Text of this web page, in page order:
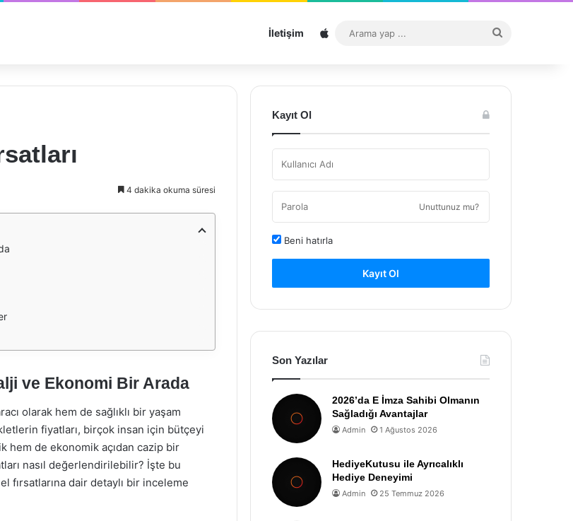
İletişim Sitemap
...
4 dakika okuma süresi
ve Ekonomi Bir Arada
olarak hem de sağlıklı bir yaşam
fiyatları, birçok insan için bütçeyi
hem de ekonomik açıdan cazip bir
nasıl değerlendirilebilir? İşte bu
fırsatlarına dair detaylı bir inceleme
Kayıt Ol
Unuttunuz mu?
Beni hatırla
Kayıt Ol
Son Yazılar
2026’da E İmza Sahibi Olmanın
Sağladığı Avantajlar
Admin 1 Ağustos 2026
HediyeKutusu ile Ayrıcalıklı
Hediye Deneyimi
Admin 25 Temmuz 2026